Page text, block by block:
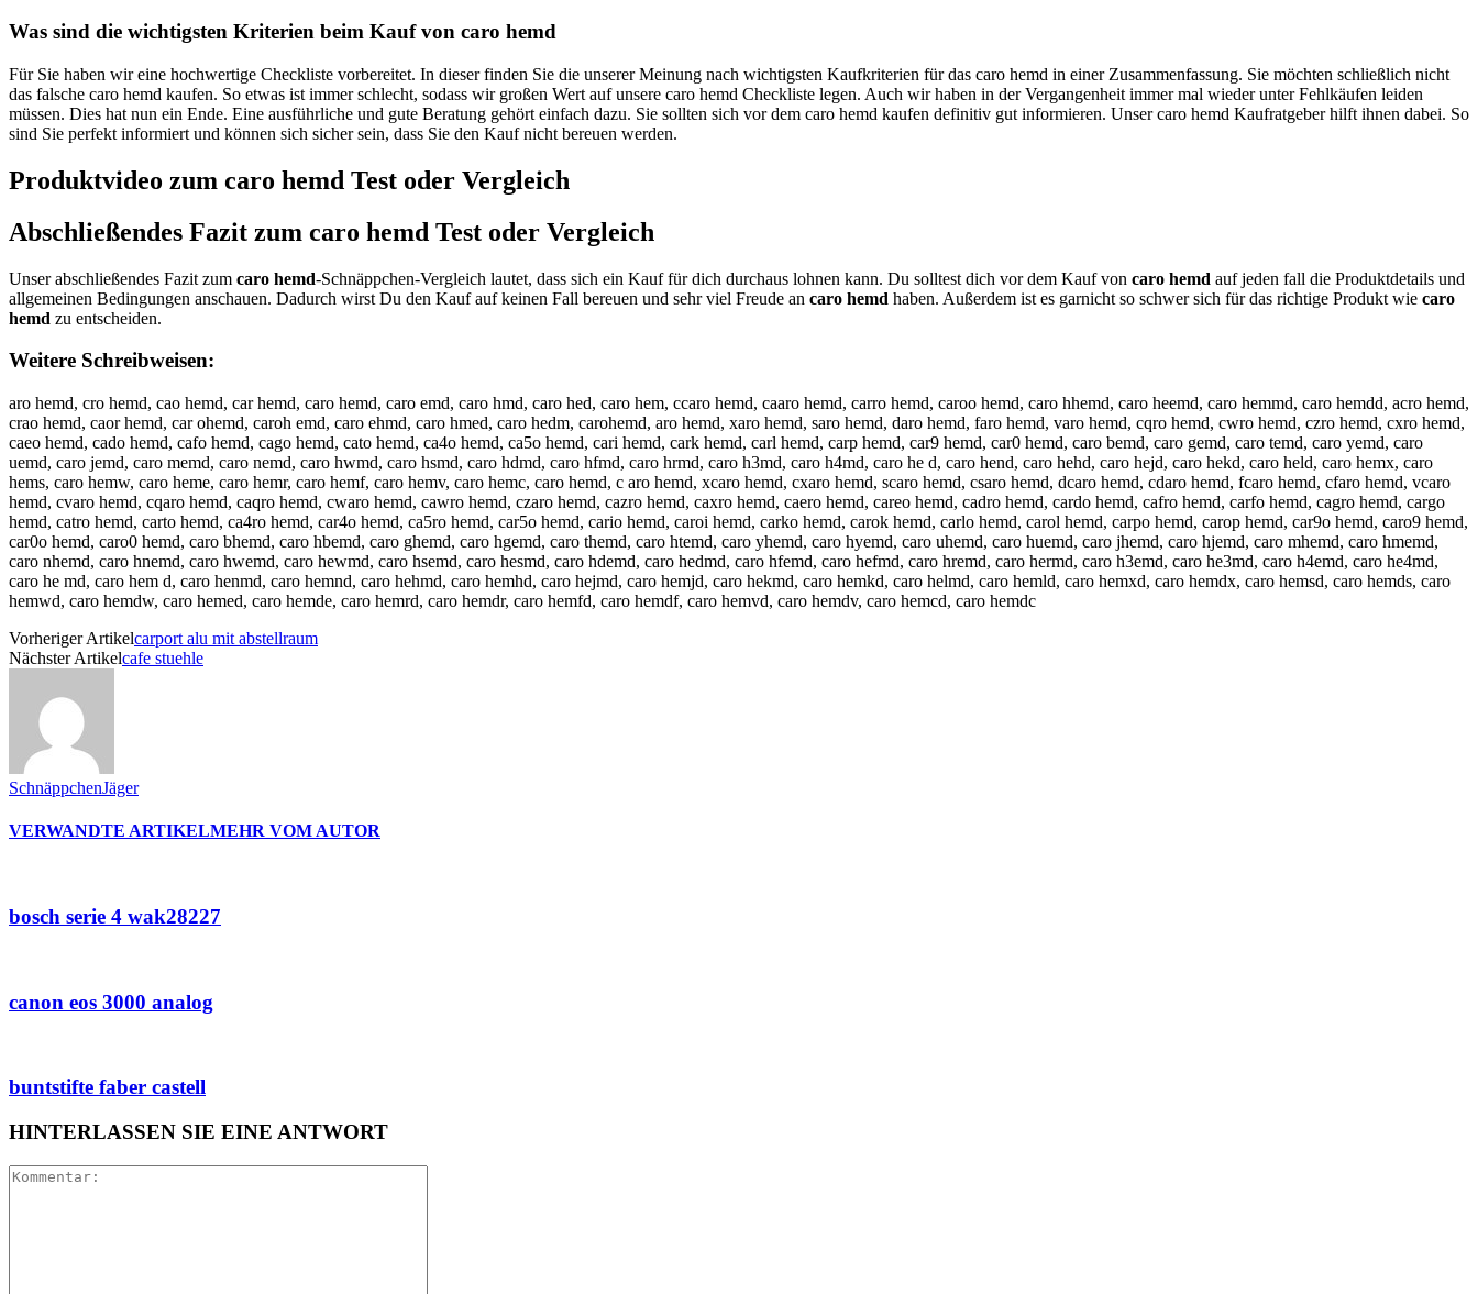
Was sind die wichtigsten Kriterien beim Kauf von caro hemd
Für Sie haben wir eine hochwertige Checkliste vorbereitet. In dieser finden Sie die unserer Meinung nach wichtigsten Kaufkriterien für das caro hemd in einer Zusammenfassung. Sie möchten schließlich nicht
das falsche caro hemd kaufen. So etwas ist immer schlecht, sodass wir großen Wert auf unsere caro hemd Checkliste legen. Auch wir haben in der Vergangenheit immer mal wieder unter Fehlkäufen leiden
müssen. Dies hat nun ein Ende. Eine ausführliche und gute Beratung gehört einfach dazu. Sie sollten sich vor dem caro hemd kaufen definitiv gut informieren. Unser caro hemd Kaufratgeber hilft ihnen dabei. So
sind Sie perfekt informiert und können sich sicher sein, dass Sie den Kauf nicht bereuen werden.
Produktvideo zum caro hemd Test oder Vergleich
Abschließendes Fazit zum caro hemd Test oder Vergleich
Unser abschließendes Fazit zum caro hemd-Schnäppchen-Vergleich lautet, dass sich ein Kauf für dich durchaus lohnen kann. Du solltest dich vor dem Kauf von caro hemd auf jeden fall die Produktdetails und
allgemeinen Bedingungen anschauen. Dadurch wirst Du den Kauf auf keinen Fall bereuen und sehr viel Freude an caro hemd haben. Außerdem ist es garnicht so schwer sich für das richtige Produkt wie caro
hemd zu entscheiden.
Weitere Schreibweisen:
aro hemd, cro hemd, cao hemd, car hemd, caro hemd, caro emd, caro hmd, caro hed, caro hem, ccaro hemd, caaro hemd, carro hemd, caroo hemd, caro hhemd, caro heemd, caro hemmd, caro hemdd, acro hemd,
crao hemd, caor hemd, car ohemd, caroh emd, caro ehmd, caro hmed, caro hedm, carohemd, aro hemd, xaro hemd, saro hemd, daro hemd, faro hemd, varo hemd, cqro hemd, cwro hemd, czro hemd, cxro hemd,
caeo hemd, cado hemd, cafo hemd, cago hemd, cato hemd, ca4o hemd, ca5o hemd, cari hemd, cark hemd, carl hemd, carp hemd, car9 hemd, car0 hemd, caro bemd, caro gemd, caro temd, caro yemd, caro
uemd, caro jemd, caro memd, caro nemd, caro hwmd, caro hsmd, caro hdmd, caro hfmd, caro hrmd, caro h3md, caro h4md, caro he d, caro hend, caro hehd, caro hejd, caro hekd, caro held, caro hemx, caro
hems, caro hemw, caro heme, caro hemr, caro hemf, caro hemv, caro hemc, caro hemd, c aro hemd, xcaro hemd, cxaro hemd, scaro hemd, csaro hemd, dcaro hemd, cdaro hemd, fcaro hemd, cfaro hemd, vcaro
hemd, cvaro hemd, cqaro hemd, caqro hemd, cwaro hemd, cawro hemd, czaro hemd, cazro hemd, caxro hemd, caero hemd, careo hemd, cadro hemd, cardo hemd, cafro hemd, carfo hemd, cagro hemd, cargo
hemd, catro hemd, carto hemd, ca4ro hemd, car4o hemd, ca5ro hemd, car5o hemd, cario hemd, caroi hemd, carko hemd, carok hemd, carlo hemd, carol hemd, carpo hemd, carop hemd, car9o hemd, caro9 hemd,
car0o hemd, caro0 hemd, caro bhemd, caro hbemd, caro ghemd, caro hgemd, caro themd, caro htemd, caro yhemd, caro hyemd, caro uhemd, caro huemd, caro jhemd, caro hjemd, caro mhemd, caro hmemd,
caro nhemd, caro hnemd, caro hwemd, caro hewmd, caro hsemd, caro hesmd, caro hdemd, caro hedmd, caro hfemd, caro hefmd, caro hremd, caro hermd, caro h3emd, caro he3md, caro h4emd, caro he4md,
caro he md, caro hem d, caro henmd, caro hemnd, caro hehmd, caro hemhd, caro hejmd, caro hemjd, caro hekmd, caro hemkd, caro helmd, caro hemld, caro hemxd, caro hemdx, caro hemsd, caro hemds, caro
hemwd, caro hemdw, caro hemed, caro hemde, caro hemrd, caro hemdr, caro hemfd, caro hemdf, caro hemvd, caro hemdv, caro hemcd, caro hemdc
Vorheriger Artikelcarport alu mit abstellraum
Nächster Artikelcafe stuehle
SchnäppchenJäger
VERWANDTE ARTIKELMEHR VOM AUTOR
bosch serie 4 wak28227
canon eos 3000 analog
buntstifte faber castell
HINTERLASSEN SIE EINE ANTWORT